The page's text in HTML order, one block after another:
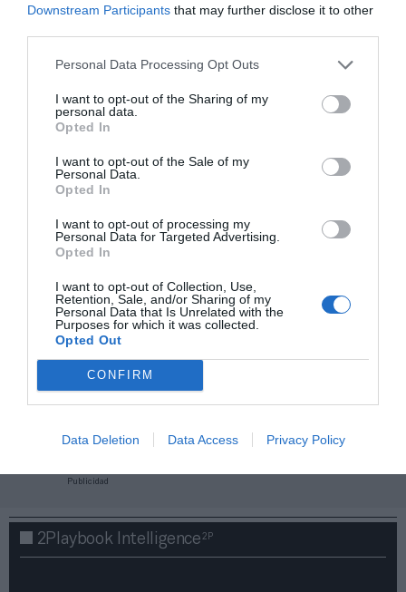
Downstream Participants that may further disclose it to other
Personal Data Processing Opt Outs
I want to opt-out of the Sharing of my
personal data.
Opted In
I want to opt-out of the Sale of my
Personal Data.
Opted In
I want to opt-out of processing my
Personal Data for Targeted Advertising.
Opted In
I want to opt-out of Collection, Use,
Retention, Sale, and/or Sharing of my
Personal Data that Is Unrelated with the
Purposes for which it was collected.
Opted Out
CONFIRM
Data Deletion Data Access Privacy Policy
2Playbook Club 2P
¡Haz click aquí y accede sin límites a contenidos
Publicidad
2Playbook Intelligence2P